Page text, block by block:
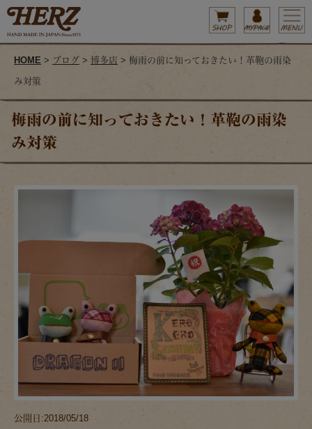
HOME > ブログ > 博多店 > 梅雨の前に知っておきたい！革鞄の雨染
み対策
梅雨の前に知っておきたい！革鞄の雨染
み対策
公開日:2018/05/18